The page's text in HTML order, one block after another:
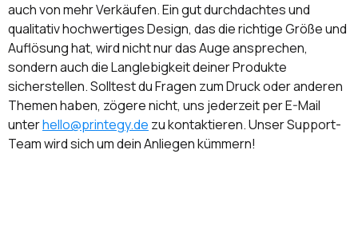
auch von mehr Verkäufen. Ein gut durchdachtes und
qualitativ hochwertiges Design, das die richtige Größe und
Auflösung hat, wird nicht nur das Auge ansprechen,
sondern auch die Langlebigkeit deiner Produkte
sicherstellen. Solltest du Fragen zum Druck oder anderen
Themen haben, zögere nicht, uns jederzeit per E-Mail
unterhello@printegy.de zu kontaktieren. Unser Support-
Team wird sich um dein Anliegen kümmern!